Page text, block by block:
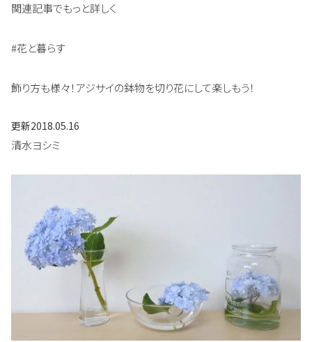
関連記事でもっと詳しく
#花と暮らす
飾り方も様々！アジサイの鉢物を切り花にして楽しもう！
更新2018.05.16
清水ヨシミ